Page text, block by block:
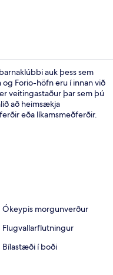
auk þess sem
Forio-höfn eru í innan við
veitingastaður þar sem þú
að heimsækja
eða líkamsmeðferðir.
Ókeypis morgunverður
Flugvallarflutningur
Bílastæði í boði